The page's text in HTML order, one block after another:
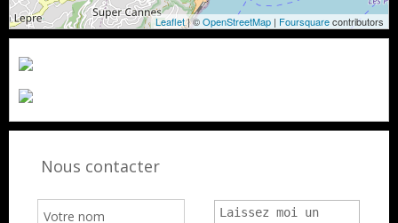
Leaflet| ©OpenStreetMap | Foursquarecontributors
Nous contacter